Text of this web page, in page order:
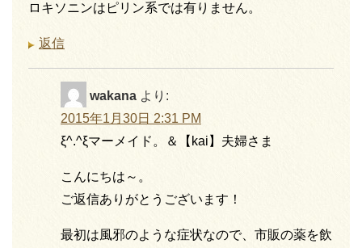
ロキソニンはピリン系では有りません。
返信
wakana より:
2015年1月30日 2:31 PM
ξ^.^ξマーメイド。＆【kai】夫婦さま
こんにちは～。
ご返信ありがとうございます！
最初は風邪のような症状なので、市販の薬を飲